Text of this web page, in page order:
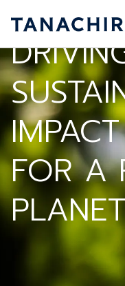
IMPACT
FOR A
PLANET